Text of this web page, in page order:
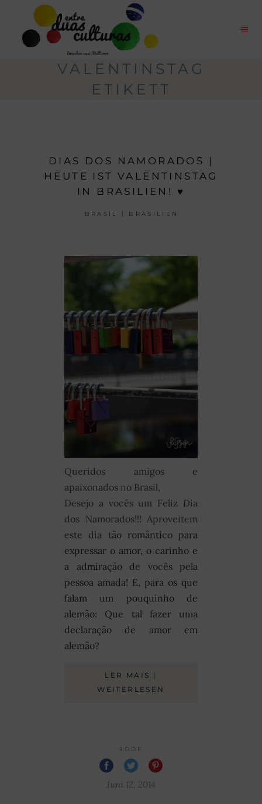
VALENTINSTAG
ETIKETT
DIAS DOS NAMORADOS |
HEUTE IST VALENTINSTAG
IN BRASILIEN! ♥
BRASIL | BRASILIEN
Queridos amigos e
apaixonados no Brasil,
Desejo a vocês um Feliz Dia
dos Namorados!!! Aproveitem
este dia tão romântico para
expressar o amor, o carinho e
a admiração de vocês pela
pessoa amada! E, para os que
falam um pouquinho de
alemão: Que tal fazer uma
declaração de amor em
alemão?
LER MAIS |
WEITERLESEN
RODE
Juni 12, 2014